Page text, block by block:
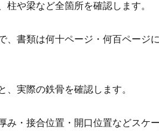
柱や梁など全箇所を確認します。
、書類は何十ページ・何百ページ
、実際の鉄骨を確認します。
み・接合位置・開口位置などスケ